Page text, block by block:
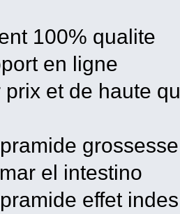
100% qualite
en ligne
prix et de haute
el intestino
effet